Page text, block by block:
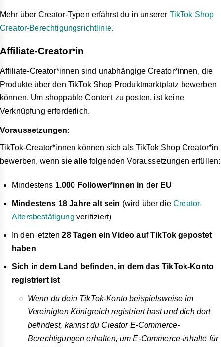
Mehr über Creator-Typen erfährst du in unserer TikTok Shop
Creator-Berechtigungsrichtlinie.
Affiliate-Creator*in
Affiliate-Creator*innen sind unabhängige Creator*innen, die
Produkte über den TikTok Shop Produktmarktplatz bewerben
können. Um shoppable Content zu posten, ist keine
Verknüpfung erforderlich.
Voraussetzungen:
TikTok-Creator*innen können sich als TikTok Shop Creator*in
bewerben, wenn sieallefolgenden Voraussetzungen erfüllen:
Mindestens 1.000 Follower*innen in der EU
Mindestens 18 Jahre alt sein (wird über dieCreator-
Altersbestätigung verifiziert)
In den letzten28 Tagen ein Video auf TikTok gepostet
haben
Sich in dem Land befinden, in dem das TikTok-Konto
registriert ist
Wenn du dein TikTok-Konto beispielsweise im
Vereinigten Königreich registriert hast und dich dort
befindest, kannst du Creator E-Commerce-
Berechtigungen erhalten, um E-Commerce-Inhalte für